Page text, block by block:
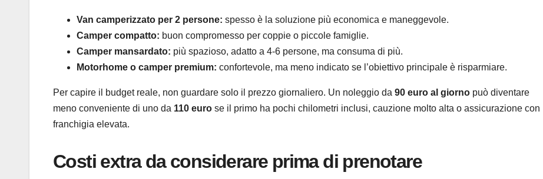
Van camperizzato per 2 persone: spesso è la soluzione più economica e maneggevole.
Camper compatto: buon compromesso per coppie o piccole famiglie.
Camper mansardato: più spazioso, adatto a 4-6 persone, ma consuma di più.
Motorhome o camper premium: confortevole, ma meno indicato se l’obiettivo principale è risparmiare.
Per capire il budget reale, non guardare solo il prezzo giornaliero. Un noleggio da 90 euro al giorno può diventare
meno conveniente di uno da 110 euro se il primo ha pochi chilometri inclusi, cauzione molto alta o assicurazione con
franchigia elevata.
Costi extra da considerare prima di prenotare